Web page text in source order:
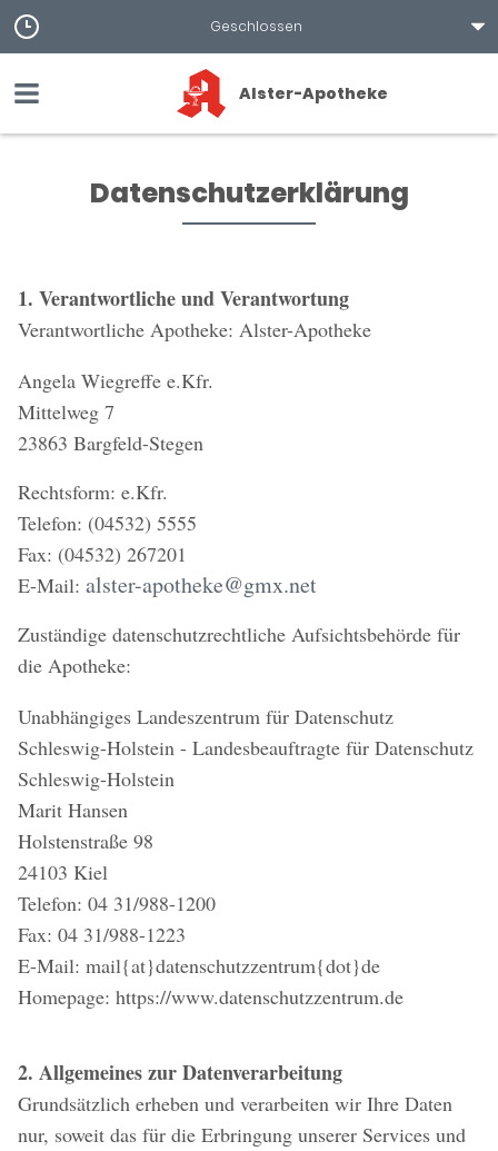
Geschlossen
Alster-Apotheke
Datenschutzerklärung
1. Verantwortliche und Verantwortung
Verantwortliche Apotheke: Alster-Apotheke
Angela Wiegreffe e.Kfr.
Mittelweg 7
23863 Bargfeld-Stegen
Rechtsform: e.Kfr.
Telefon: (04532) 5555
Fax: (04532) 267201
E-Mail: alster-apotheke@gmx.net
Zuständige datenschutzrechtliche Aufsichtsbehörde für
die Apotheke:
Unabhängiges Landeszentrum für Datenschutz
Schleswig-Holstein - Landesbeauftragte für Datenschutz
Schleswig-Holstein
Marit Hansen
Holstenstraße 98
24103 Kiel
Telefon: 04 31/988-1200
Fax: 04 31/988-1223
E-Mail: mail{at}datenschutzzentrum{dot}de
Homepage: https://www.datenschutzzentrum.de
2. Allgemeines zur Datenverarbeitung
Grundsätzlich erheben und verarbeiten wir Ihre Daten
nur, soweit das für die Erbringung unserer Services und